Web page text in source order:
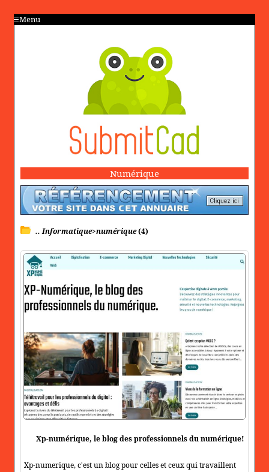
Menu
Numérique
.. Informatique>numérique(4)
Xp-numérique, le blog des professionnels du numérique!
Xp-numerique, c'est un blog pour celles et ceux qui travaillent